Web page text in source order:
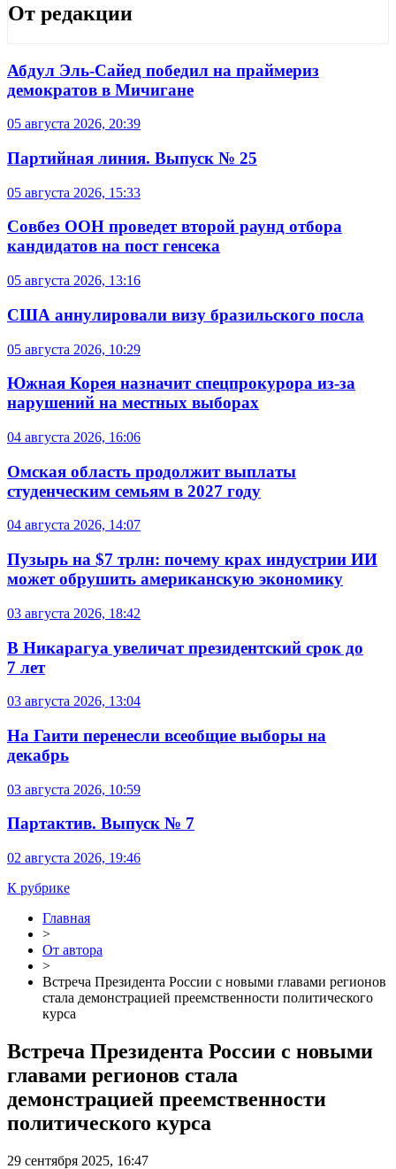
От редакции
Абдул Эль-Сайед победил на праймериз
демократов в Мичигане
05 августа 2026, 20:39
Партийная линия. Выпуск № 25
05 августа 2026, 15:33
Совбез ООН проведет второй раунд отбора
кандидатов на пост генсека
05 августа 2026, 13:16
США аннулировали визу бразильского посла
05 августа 2026, 10:29
Южная Корея назначит спецпрокурора из-за
нарушений на местных выборах
04 августа 2026, 16:06
Омская область продолжит выплаты
студенческим семьям в 2027 году
04 августа 2026, 14:07
Пузырь на $7 трлн: почему крах индустрии ИИ
может обрушить американскую экономику
03 августа 2026, 18:42
В Никарагуа увеличат президентский срок до
7 лет
03 августа 2026, 13:04
На Гаити перенесли всеобщие выборы на
декабрь
03 августа 2026, 10:59
Партактив. Выпуск № 7
02 августа 2026, 19:46
К рубрике
Главная
>
От автора
>
Встреча Президента России с новыми главами регионов
стала демонстрацией преемственности политического
курса
Встреча Президента России с новыми
главами регионов стала
демонстрацией преемственности
политического курса
29 сентября 2025, 16:47